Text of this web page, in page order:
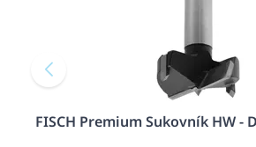
FISCH Premium Sukovník HW -